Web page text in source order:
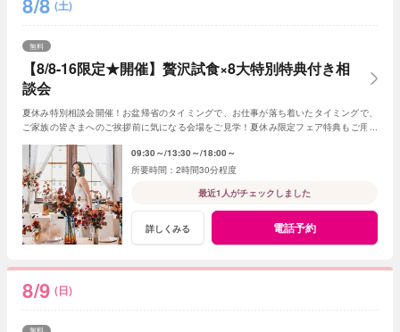
(土)
【8/8-16限定★開催】贅沢試食×8大特別特典付き相
談会
無料
夏休み特別相談会開催！お盆帰省のタイミングで、お仕事が落ち着いたタイミングで、
ご家族の皆さまへのご挨拶前に気になる会場をご見学！夏休み限定フェア特典もご用意
09:30～ 13:30～ 18:00～
2時間30分程度
最近1人がチェックしました
詳しくみる 電話予約
8/9 (日)
無料